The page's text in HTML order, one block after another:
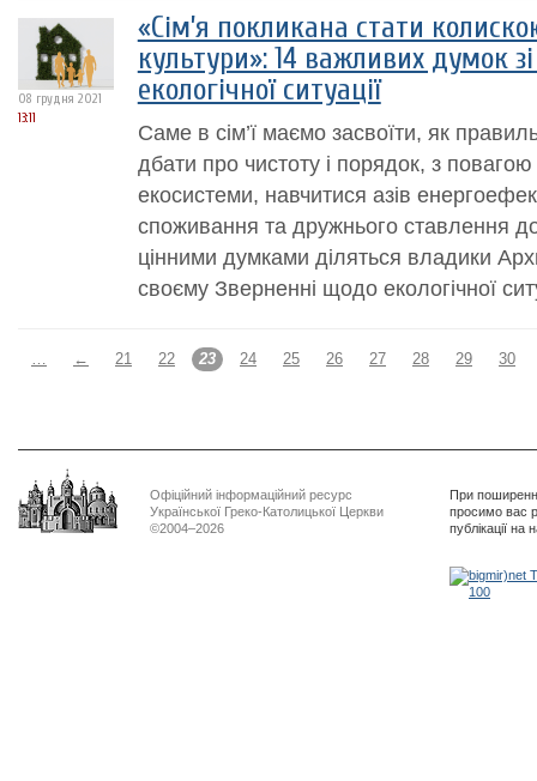
08 грудня 2021
13:11
«Сім’я покликана стати
культури»: 14 важливих думок
екологічної ситуації
Саме в сім’ї маємо засвоїти, як
дбати про чистоту і порядок, з
екосистеми, навчитися азів
споживання та дружнього ставлення
цінними думками діляться владики
своєму Зверненні щодо екологічної
… ← 21 22 23 24 25 26 27 28 29 30
Офіційний інформаційний ресурс
Української Греко-Католицької Церкви
©2004–2026
При
просимо вас
публікації на